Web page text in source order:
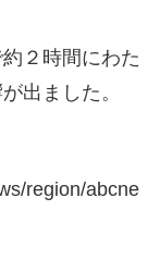
２時間にわた
出ました。
region/abcne